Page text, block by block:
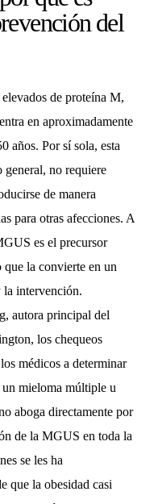
del
de proteína M,
en aproximadamente
años. Por sí sola, esta
general, no requiere
de manera
para otras afecciones. A
es el precursor
la convierte en un
intervención.
autora principal del
los chequeos
médicos a determinar
mieloma múltiple u
aboga directamente por
de la MGUS en toda la
se les ha
que la obesidad casi